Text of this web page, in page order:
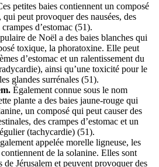
petites baies contiennent un composé
peut provoquer des nausées, des
d’estomac (51).
de Noël a des baies blanches qui
toxique, la phoratoxine. Elle peut
d’estomac et un ralentissement du
ainsi qu’une toxicité pour le
glandes surrénales (51).
Également connue sous le nom
plante a des baies jaune-rouge qui
un composé qui peut causer des
des crampes d’estomac et un
(tachycardie) (51).
appelée morelle ligneuse, les
de la solanine. Elles sont
de Jérusalem et peuvent provoquer des